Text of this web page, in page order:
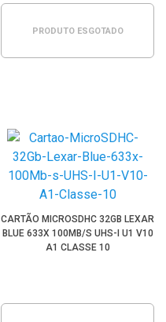
PRODUTO ESGOTADO
CARTÃO MICROSDHC 32GB LEXAR
BLUE 633X 100MB/S UHS-I U1 V10
A1 CLASSE 10